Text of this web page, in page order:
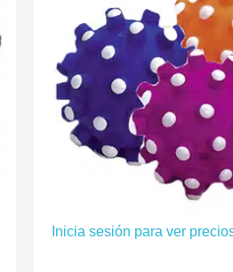
Inicia sesión para ver